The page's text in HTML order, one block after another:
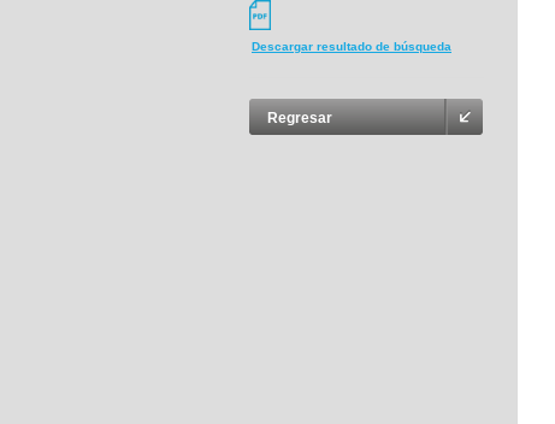
Descargar resultado de búsqueda
Regresar